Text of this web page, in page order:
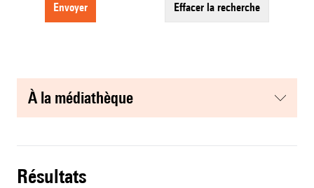
envoyer effacer la recherche
à la médiathèque
résultats